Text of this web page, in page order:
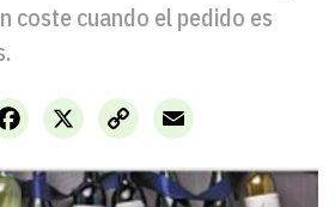
coste cuando el pedido es
X
Facebook
Copy
Link
Email